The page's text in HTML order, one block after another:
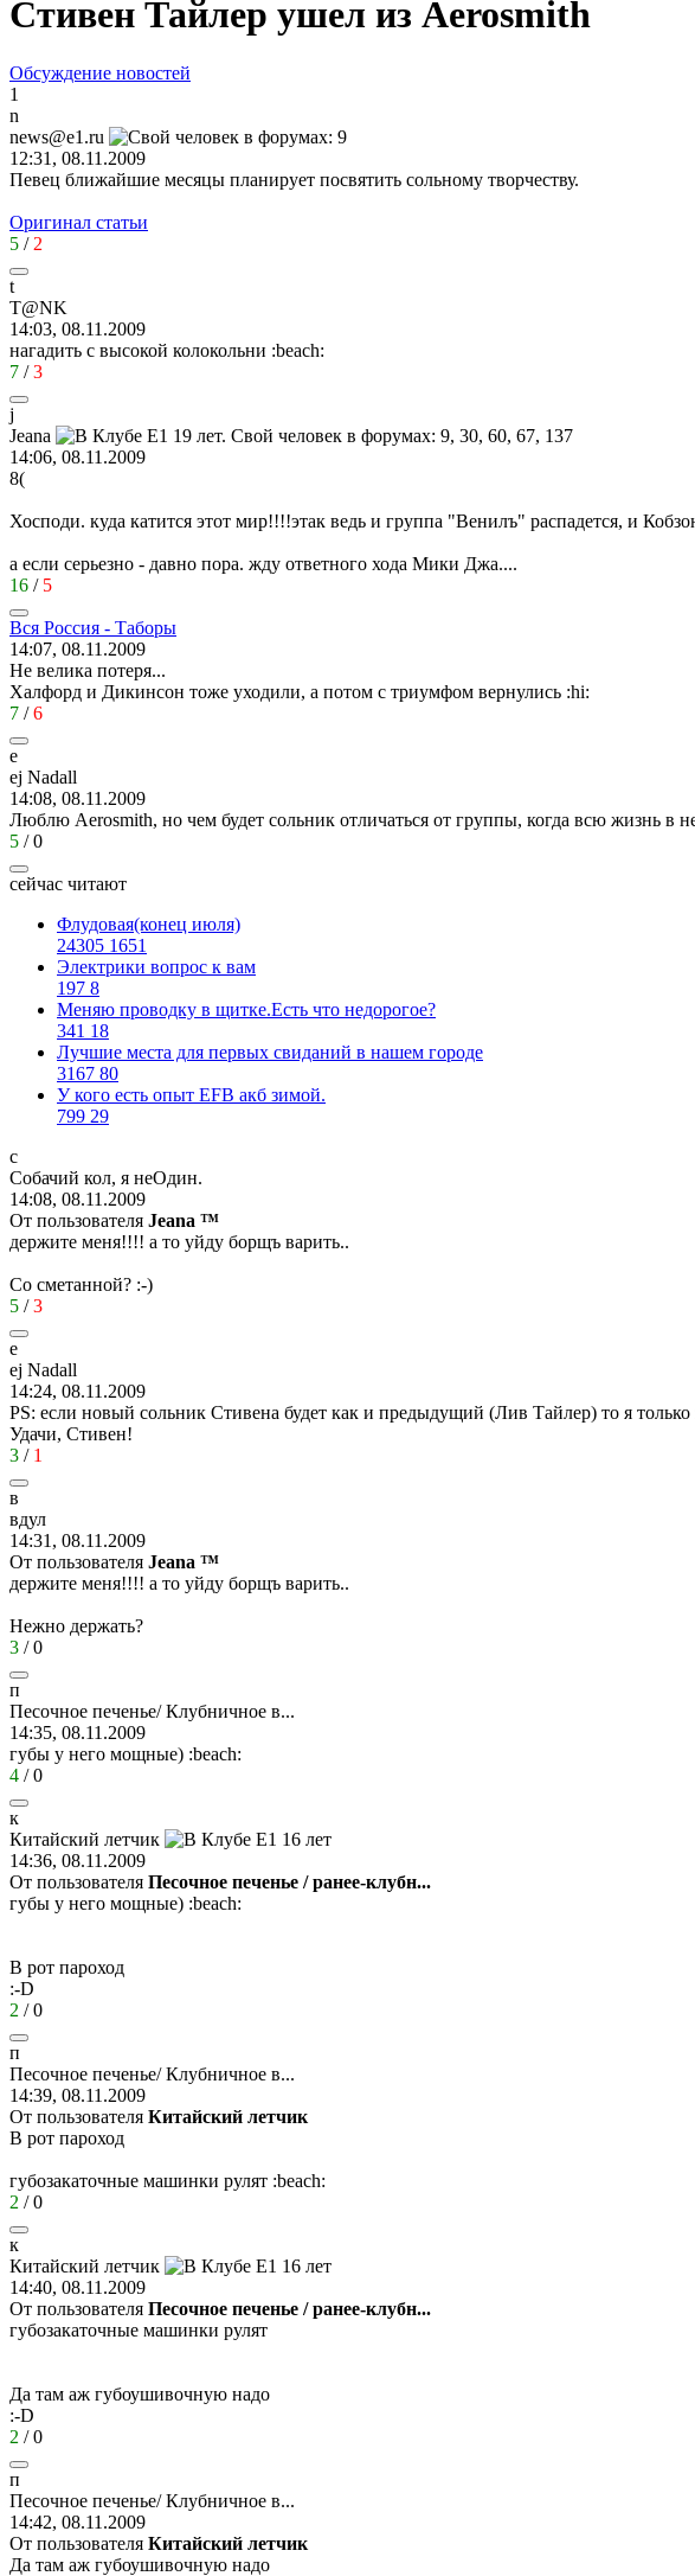
Стивен Тайлер ушел из Aerosmith
Обсуждение новостей
1
n
news@e1.ru
12:31, 08.11.2009
Певец ближайшие месяцы планирует посвятить сольному творчеству.
Оригинал статьи
5 / 2
t
T@NK
14:03, 08.11.2009
нагадить с высокой колокольни :beach:
7 /3
j
Jeana
14:06, 08.11.2009
8(
Хосподи. куда катится этот мир!!!!этак ведь и группа "Венилъ" распадется, и
а если серьезно - давно пора. жду ответного хода Мики Джа....
16 / 5
Вся Россия - Таборы
14:07, 08.11.2009
Не велика потеря...
Халфорд и Дикинсон тоже уходили, а потом с триумфом вернулись :hi:
7 /6
e
ej Nadall
14:08, 08.11.2009
Люблю Aerosmith, но чем будет сольник отличаться от группы, когда всю жизнь в
5 /0
сейчас читают
Флудовая(конец июля)
24305 1651
Электрики вопрос к вам
197 8
Меняю проводку в щитке.Есть что недорогое?
341 18
Лучшие места для первых свиданий в нашем городе
3167 80
У кого есть опыт EFB акб зимой.
799 29
c
Cобачий кол, я неОдин.
14:08, 08.11.2009
От пользователя Jeana ™
держите меня!!!! а то уйду борщъ варить..
Со сметанной? :-)
5 /3
e
ej Nadall
14:24, 08.11.2009
PS: если новый сольник Стивена будет как и предыдущий (Лив Тайлер) то я только
Удачи, Стивен!
3 / 1
в
вдул
14:31, 08.11.2009
От пользователя Jeana ™
держите меня!!!! а то уйду борщъ варить..
Нежно держать?
3 /0
п
Песочное печенье/Клубничное в...
14:35, 08.11.2009
губы у него мощные) :beach:
4 /0
к
Китайский летчик
14:36, 08.11.2009
От пользователя Песочное печенье / ранее-клубн...
губы у него мощные) :beach:
В рот пароход
:-D
2 /0
п
Песочное печенье/Клубничное в...
14:39, 08.11.2009
От пользователя Китайский летчик
В рот пароход
губозакаточные машинки рулят :beach:
2 /0
к
Китайский летчик
14:40, 08.11.2009
От пользователя Песочное печенье / ранее-клубн...
губозакаточные машинки рулят
Да там аж губоушивочную надо
:-D
2 /0
п
Песочное печенье/Клубничное в...
14:42, 08.11.2009
От пользователя Китайский летчик
Да там аж губоушивочную надо